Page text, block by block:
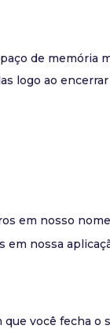
de memória
logo ao
em nosso
em nossa
você fecha o